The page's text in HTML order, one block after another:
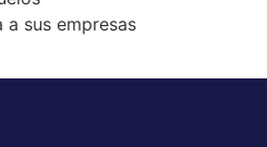
sus empresas